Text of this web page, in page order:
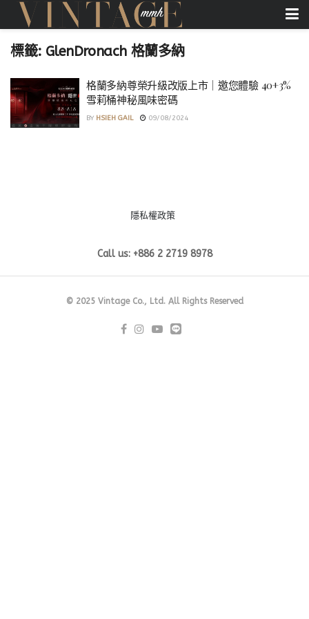
標籤: GlenDronach 格蘭多納
格蘭多納尊榮升級改版上市｜邀您體驗 40+3%
雪莉桶神秘風味密碼
BY HSIEH GAIL 09/08/2024
隱私權政策
Call us: +886 2 2719 8978
© 2025 Vintage Co., Ltd. All Rights Reserved